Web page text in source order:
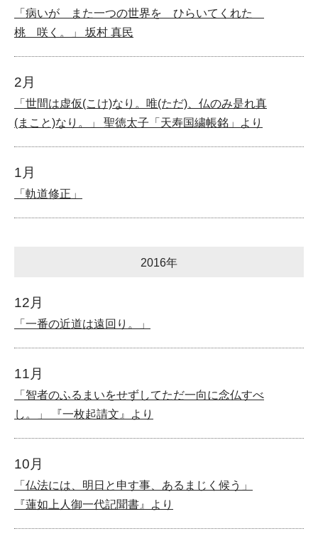
「病いが また一つの世界を ひらいてくれた
桃 咲く。」 坂村 真民
2月
「世間は虚仮(こけ)なり。唯(ただ)、仏のみ是れ真
(まこと)なり。」 聖徳太子「天寿国繍帳銘」より
1月
「軌道修正」
2016年
12月
「一番の近道は遠回り。」
11月
「智者のふるまいをせずしてただ一向に念仏すべ
し。」 『一枚起請文』より
10月
「仏法には、明日と申す事、あるまじく候う」
『蓮如上人御一代記聞書』より